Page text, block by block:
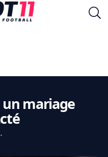
un mariage